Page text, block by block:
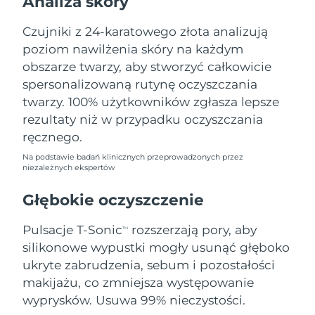
Czujniki z 24-karatowego złota analizują
poziom nawilżenia skóry na każdym
obszarze twarzy, aby stworzyć całkowicie
spersonalizowaną rutynę oczyszczania
twarzy. 100% użytkowników zgłasza lepsze
rezultaty niż w przypadku oczyszczania
ręcznego.
Na podstawie badań klinicznych przeprowadzonych przez
niezależnych ekspertów
Głębokie oczyszczenie
Pulsacje T-SonicTM
rozszerzają pory, aby
silikonowe wypustki mogły usunąć głęboko
ukryte zabrudzenia, sebum i pozostałości
makijażu, co zmniejsza występowanie
wyprysków. Usuwa 99% nieczystości.
Liban
Litwa
Oczekiwany czas dostawy
11/8/26
Luksemburg
Oczekiwany czas dostawy
11/8/26
SRA Makau (Chiny)
Malta
Meksyk
Oczekiwany czas dostawy
15/8/26
Monako
Oczekiwany czas dostawy